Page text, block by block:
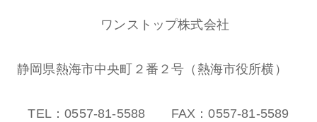
ワンストップ株式会社
静岡県熱海市中央町２番２号（熱海市役所横）
TEL：0557-81-5588 FAX：0557-81-5589